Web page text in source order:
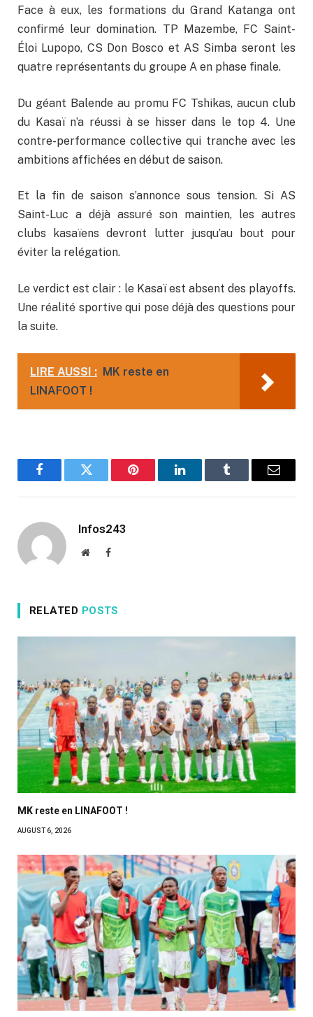
Face à eux, les formations du Grand Katanga ont
confirmé leur domination. TP Mazembe, FC Saint-
Éloi Lupopo, CS Don Bosco et AS Simba seront les
quatre représentants du groupe A en phase finale.
Du géant Balende au promu FC Tshikas, aucun club
du Kasaï n’a réussi à se hisser dans le top 4. Une
contre-performance collective qui tranche avec les
ambitions affichées en début de saison.
Et la fin de saison s’annonce sous tension. Si AS
Saint-Luc a déjà assuré son maintien, les autres
clubs kasaïens devront lutter jusqu’au bout pour
éviter la relégation.
Le verdict est clair : le Kasaï est absent des playoffs.
Une réalité sportive qui pose déjà des questions pour
la suite.
LIRE AUSSI : MK reste en
LINAFOOT !
FacebookTwitter Pinterest LinkedInTumblr Email
Infos243
WebsiteFacebook
RELATED POSTS
MK reste en LINAFOOT !
AUGUST 6, 2026